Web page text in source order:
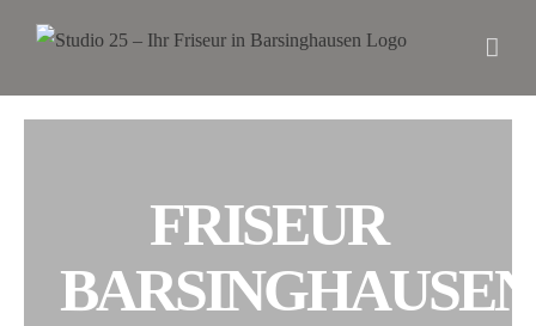
FRISEUR
BARSINGHAUSEN